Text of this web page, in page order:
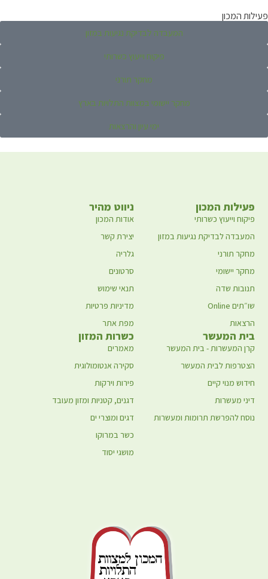
פעילות המכון
המעבדה לבדיקת נגיעות במזון
פיקוח וייעוץ כשרותי
מחקר תורני
מחקר יישומי במצוות התלויות בארץ
ימי עיון והרצאות
ניווט מהיר
אודות המכון
יצירת קשר
גלריה
סרטונים
תנאי שימוש
מדיניות פרטיות
מפת אתר
פעילות המכון
פיקוח וייעוץ כשרותי
המעבדה לבדיקת נגיעות במזון
מחקר תורני
מחקר יישומי
תנובות שדה
שו״תים Online
הרצאות
כשרות המזון
מאמרים
סקירה אנטומולוגית
פירות וירקות
דגנים, קטניות ומזון מעובד
דגים ומוצרי ים
כשר במרוקו
מושגי יסוד
בית המעשר
קרן המעשרות - בית המעשר
הצטרפות לבית המעשר
חידוש מנוי קיים
דיני מעשרות
נוסח להפרשת תרומות ומעשרות